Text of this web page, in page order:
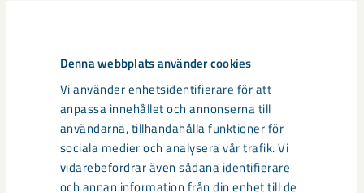
Denna webbplats använder cookies
Vi använder enhetsidentifierare för att
anpassa innehållet och annonserna till
användarna, tillhandahålla funktioner för
sociala medier och analysera vår trafik. Vi
vidarebefordrar även sådana identifierare
och annan information från din enhet till de
Relaterat innehåll